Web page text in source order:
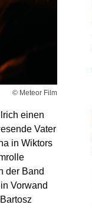
© Meteor Film
einen
Vater
in Wiktors
der Band
Vorwand